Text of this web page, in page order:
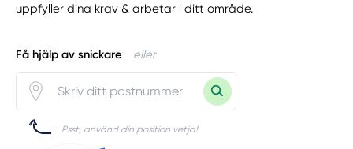
uppfyller dina krav & arbetar i ditt område.
Få hjälp av snickare eller
Psst, använd din position vetja!